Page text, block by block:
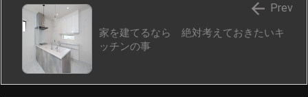
家を建てるなら 絶対考えておきたいキ
ッチンの事
 Prev